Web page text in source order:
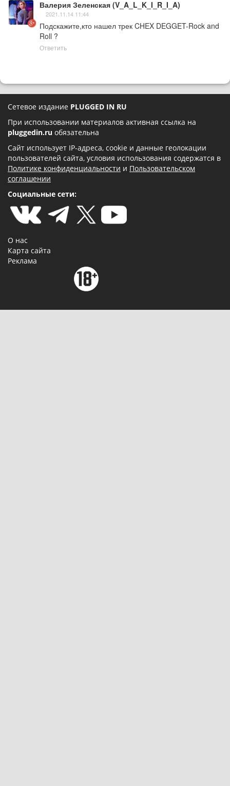
Валерия Зеленская (V_A_L_K_I_R_I_A)
2021.11.14 11:44
Подскажите,кто нашел трек CHEX DEGGET-Rock and
Roll ?
Ответить
Сетевое издание PLUGGED IN RU
При использовании материалов активная ссылка на
pluggedin.ru обязательна
Сайт использует IP-адреса, cookie и данные геолокации
пользователей сайта, условия использования содержатся в
Политике конфиденциальности и Пользовательском
соглашении
Социальные сети:
О нас
Карта сайта
Реклама